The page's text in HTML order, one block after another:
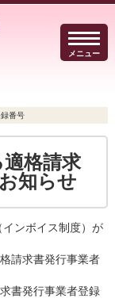
メニュー
防犯・防災
よくある質問
番号
格請求
知らせ
ンボイス制度）が
請求書発行事業者
書発行事業者登録